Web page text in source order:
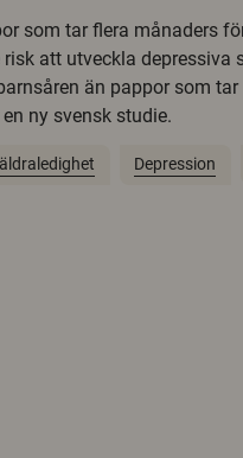
som tar flera månaders
risk att utveckla depressiva
än pappor som
ny svensk studie.
Depression